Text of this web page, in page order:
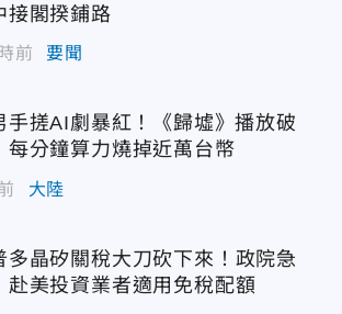
接閣揆鋪路
前 要聞
手搓AI劇暴紅！《歸墟》播放破
分鐘算力燒掉近萬台幣
大陸
多晶矽關稅大刀砍下來！政院急
赴美投資業者適用免稅配額